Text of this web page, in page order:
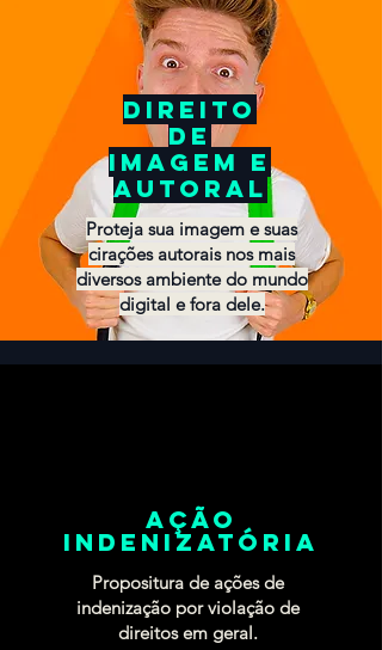
Direito
de
imagem e
autoral
Proteja sua imagem e suas
cirações autorais nos mais
diversos ambiente do mundo
digital e fora dele.
Ação
indenizatória
Propositura de ações de
indenização por violação de
direitos em geral.